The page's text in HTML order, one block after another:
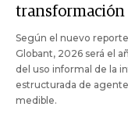
transformación
Según el nuevo
Globant, 2026 será el
del uso informal de la
estructurada de
medible.